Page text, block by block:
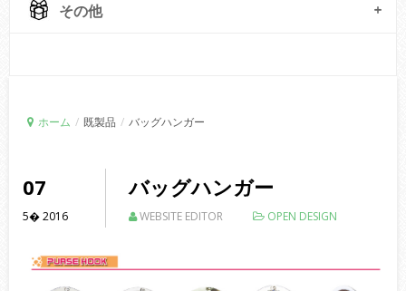
その他
ホーム / 既製品 / バッグハンガー
07
5�2016
バッグハンガー
WEBSITE EDITOR OPEN DESIGN